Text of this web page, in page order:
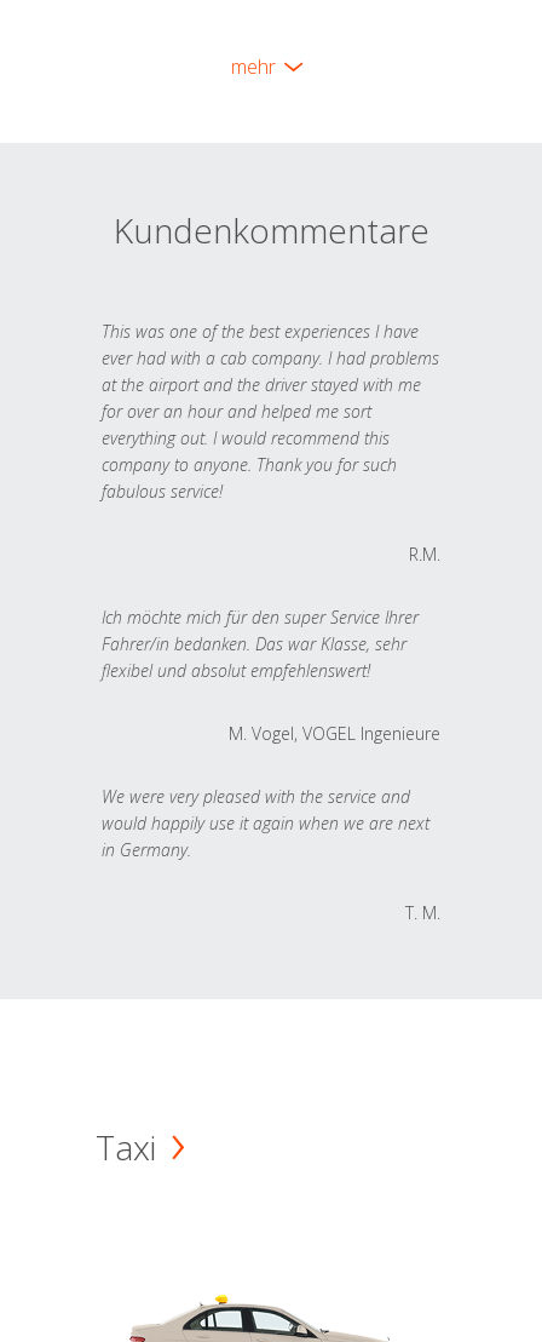
mehr
Kundenkommentare
This was one of the best experiences I have
ever had with a cab company. I had problems
at the airport and the driver stayed with me
for over an hour and helped me sort
everything out. I would recommend this
company to anyone. Thank you for such
fabulous service!
R.M.
Ich möchte mich für den super Service Ihrer
Fahrer/in bedanken. Das war Klasse, sehr
flexibel und absolut empfehlenswert!
M. Vogel, VOGEL Ingenieure
We were very pleased with the service and
would happily use it again when we are next
in Germany.
T. M.
Taxi